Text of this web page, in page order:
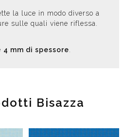
la luce in modo diverso a
sulle quali viene riflessa.
4 mm di spessore
Bisazza